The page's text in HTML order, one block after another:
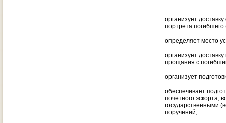
организует
портрета
определяет место
организует
прощания с
организует
обеспечивает
почетного эскорта,
государственными
поручений;